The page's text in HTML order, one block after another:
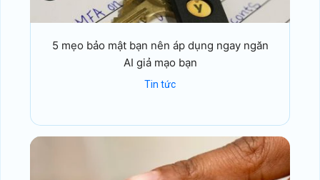
5 mẹo bảo mật bạn nên áp dụng ngay ngăn
AI giả mạo bạn
Tin tức